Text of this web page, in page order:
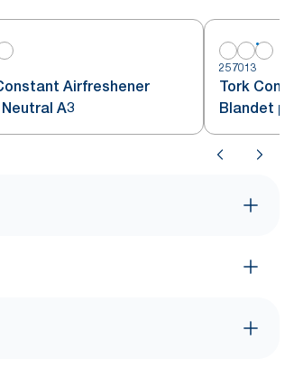
Airfreshener
A3
257013
Tork
Blandet